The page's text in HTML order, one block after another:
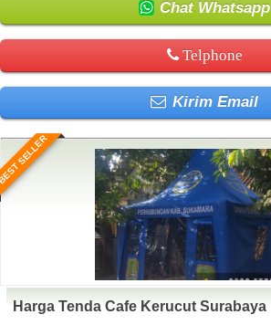
Chat Whatsapp
Telphone
Kirim Email
SELLER
Harga Tenda Cafe Kerucut Surabaya